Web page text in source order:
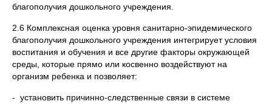
благополучия дошкольного учреждения.
2.6 Комплексная оценка уровня санитарно-эпидемического
благополучия дошкольного учреждения интегрирует условия
воспитания и обучения и все другие факторы окружающей
среды, которые прямо или косвенно воздействуют на
организм ребенка и позволяет:
- установить причинно-следственные связи в системе